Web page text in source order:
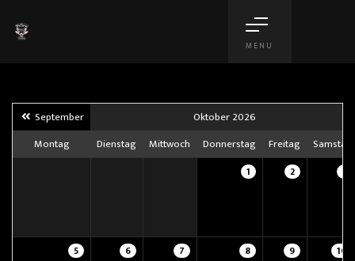
MENU
September
Oktober 2026
Montag
Dienstag Mittwoch Donnerstag Freitag Samstag
1 2
5 6 7 8 9 10